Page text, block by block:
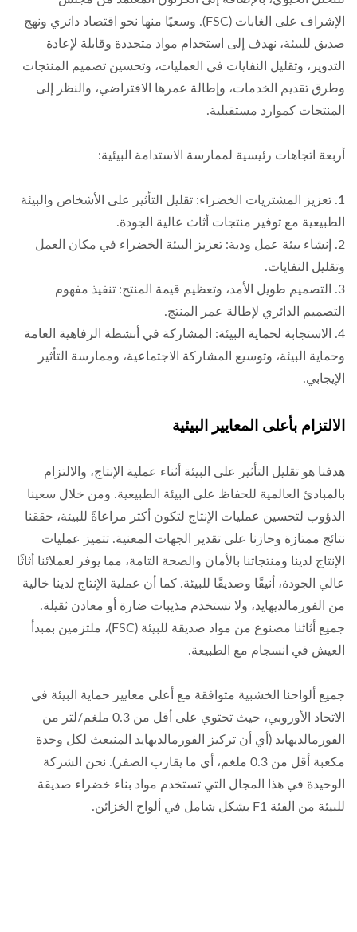
الإشراف على الغابات (FSC). وسعيًا منها نحو اقتصاد دائري ونهج
صديق للبيئة، نهدف إلى استخدام مواد متجددة وقابلة لإعادة
التدوير، وتقليل النفايات في العمليات، وتحسين تصميم المنتجات
وطرق تقديم الخدمات، وإطالة عمرها الافتراضي، والنظر إلى
المنتجات كموارد مستقبلية.
أربعة اتجاهات رئيسية لممارسة الاستدامة البيئية:
1. تعزيز المشتريات الخضراء: تقليل التأثير على الأشخاص والبيئة
الطبيعية مع توفير منتجات أثاث عالية الجودة.
2. إنشاء بيئة عمل ودية: تعزيز البيئة الخضراء في مكان العمل
وتقليل النفايات.
3. التصميم طويل الأمد، وتعظيم قيمة المنتج: تنفيذ مفهوم
التصميم الدائري لإطالة عمر المنتج.
4. الاستجابة لحماية البيئة: المشاركة في أنشطة الرفاهية العامة
وحماية البيئة، وتوسيع المشاركة الاجتماعية، وممارسة التأثير
الإيجابي.
الالتزام بأعلى المعايير البيئية
هدفنا هو تقليل التأثير على البيئة أثناء عملية الإنتاج، والالتزام
بالمبادئ العالمية للحفاظ على البيئة الطبيعية. ومن خلال سعينا
الدؤوب لتحسين عمليات الإنتاج لتكون أكثر مراعاةً للبيئة، حققنا
نتائج ممتازة وحازنا على تقدير الجهات المعنية. تتميز عمليات
الإنتاج لدينا ومنتجاتنا بالأمان والصحة التامة، مما يوفر لعملائنا أثاثًا
عالي الجودة، أنيقًا وصديقًا للبيئة. كما أن عملية الإنتاج لدينا خالية
من الفورمالديهايد، ولا نستخدم مذيبات ضارة أو معادن ثقيلة.
جميع أثاثنا مصنوع من مواد صديقة للبيئة (FSC)، ملتزمين بمبدأ
العيش في انسجام مع الطبيعة.
جميع ألواحنا الخشبية متوافقة مع أعلى معايير حماية البيئة في
الاتحاد الأوروبي، حيث تحتوي على أقل من 0.3 ملغم/لتر من
الفورمالديهايد (أي أن تركيز الفورمالديهايد المنبعث لكل وحدة
مكعبة أقل من 0.3 ملغم، أي ما يقارب الصفر). نحن الشركة
الوحيدة في هذا المجال التي تستخدم مواد بناء خضراء صديقة
للبيئة من الفئة F1 بشكل شامل في ألواح الخزائن.